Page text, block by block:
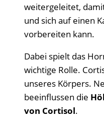
weitergeleitet,
und sich auf einen
vorbereiten kann.
Dabei spielt das
wichtige Rolle.
unseres Körpers.
beeinflussen die
von Cortisol.